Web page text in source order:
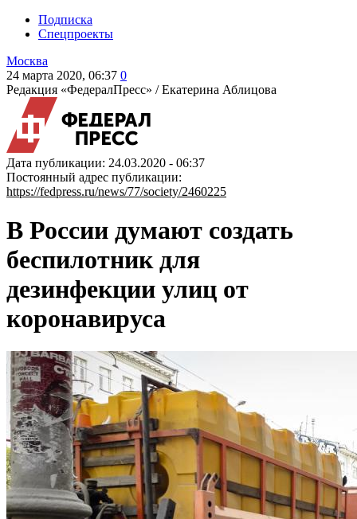
Подписка
Спецпроекты
Москва
24 марта 2020, 06:37 0
Редакция «ФедералПресс» /Екатерина Аблицова
Дата публикации: 24.03.2020 - 06:37
Постоянный адрес публикации:
https://fedpress.ru/news/77/society/2460225
В России думают создать
беспилотник для
дезинфекции улиц от
коронавируса